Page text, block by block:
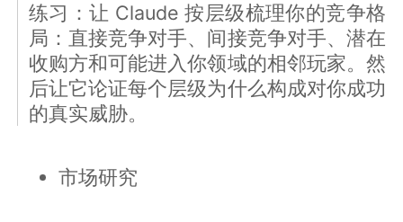
练习：让 Claude 按层级梳理你的竞争格
局：直接竞争对手、间接竞争对手、潜在
收购方和可能进入你领域的相邻玩家。然
后让它论证每个层级为什么构成对你成功
的真实威胁。
市场研究